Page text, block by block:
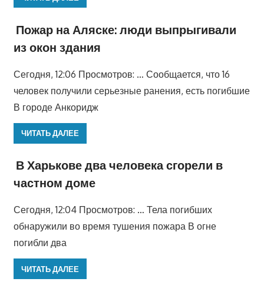
Пожар на Аляске: люди выпрыгивали
из окон здания
Сегодня, 12:06 Просмотров: … Сообщается, что 16
человек получили серьезные ранения, есть погибшие
В городе Анкоридж
ЧИТАТЬ ДАЛЕЕ
В Харькове два человека сгорели в
частном доме
Сегодня, 12:04 Просмотров: … Тела погибших
обнаружили во время тушения пожара В огне
погибли два
ЧИТАТЬ ДАЛЕЕ